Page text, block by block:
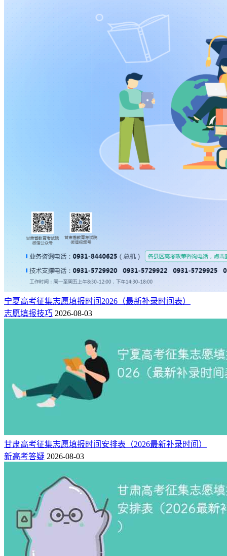
宁夏高考征集志愿填报时间2026（最新补录时间表）
志愿填报技巧 2026-08-03
甘肃高考征集志愿填报时间安排表（2026最新补录时间）
新高考答疑 2026-08-03